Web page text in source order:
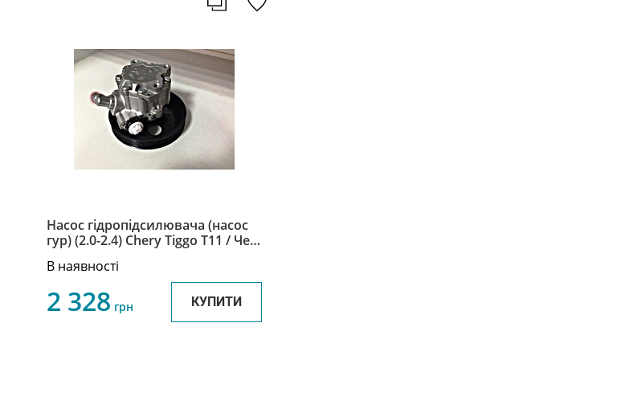
Насос гідропідсилювача (насос
гур) (2.0-2.4) Chery Tiggo Т11 / Чері
В наявності
2 328 грн КУПИТИ